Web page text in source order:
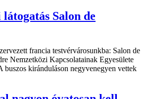
Salon de
francia testvérvárosunkba: Salon de
Nemzetközi Kapcsolatainak Egyesülete
buszos kiránduláson negyvenegyen vettek